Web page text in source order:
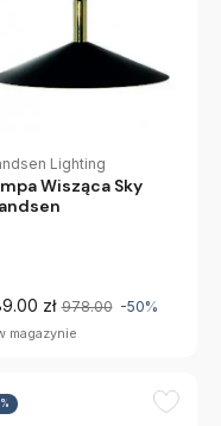
Lighting
Wisząca Sky
zł 978.00 -50%
magazynie